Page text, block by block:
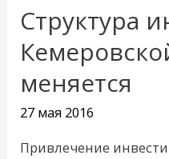
Структура
меняется
27 мая 2016
Привлечение
Структура
инвестиций
в
Кемеровской
области